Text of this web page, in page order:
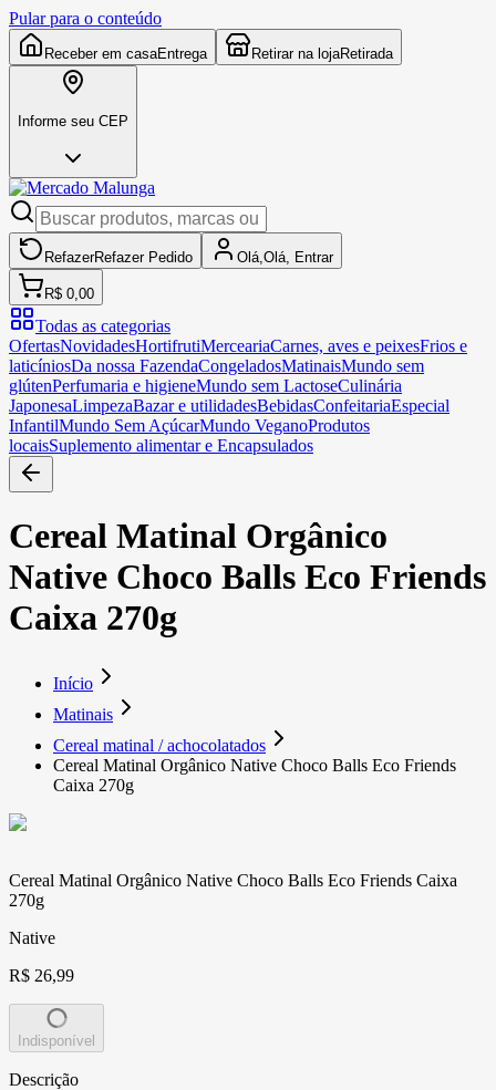
Pular para o conteúdo
Receber em casaEntrega Retirar na lojaRetirada
Informe seu CEP
RefazerRefazer Pedido Olá, Olá, Entrar
R$ 0,00
Todas as categorias
OfertasNovidadesHortifrutiMerceariaCarnes, aves e peixesFrios e
laticíniosDa nossa FazendaCongeladosMatinaisMundo sem
glútenPerfumaria e higieneMundo sem LactoseCulinária
JaponesaLimpezaBazar e utilidadesBebidasConfeitariaEspecial
InfantilMundo Sem AçúcarMundo VeganoProdutos
locaisSuplemento alimentar e Encapsulados
Cereal Matinal Orgânico
Native Choco Balls Eco Friends
Caixa 270g
Início
Matinais
Cereal matinal / achocolatados
Cereal Matinal Orgânico Native Choco Balls Eco Friends
Caixa 270g
Cereal Matinal Orgânico Native Choco Balls Eco Friends Caixa
270g
Native
R$ 26,99
Indisponível
Descrição